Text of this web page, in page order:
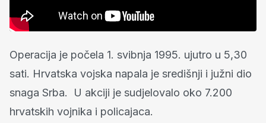
Operacija je počela 1. svibnja 1995. ujutro u 5,30
sati. Hrvatska vojska napala je središnji i južni dio
snaga Srba. U akciji je sudjelovalo oko 7.200
hrvatskih vojnika i policajaca.